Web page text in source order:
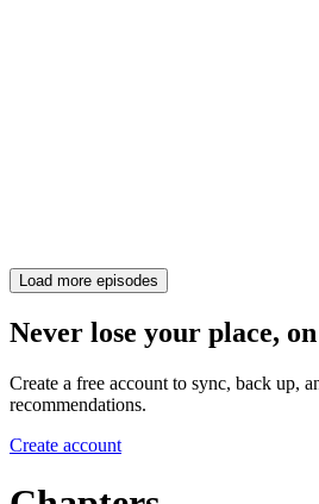
Load more episodes
Never lose your place,
Create a free account to sync, back up,
recommendations.
Create account